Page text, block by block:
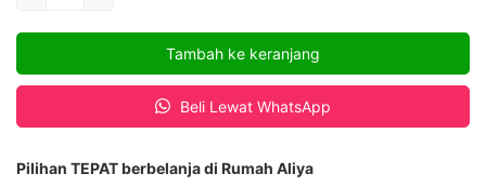
Rp251.100.
STEP-
BLACK
Tambah ke keranjang
Beli Lewat WhatsApp
Pilihan TEPAT berbelanja di Rumah Aliya